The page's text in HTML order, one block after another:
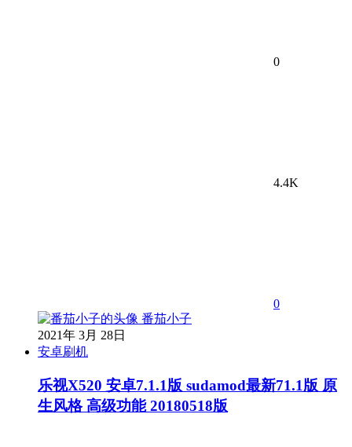
0
4.4K
0
番茄小子
2021年 3月 28日
安卓刷机
乐视X520 安卓7.1.1版 sudamod最新71.1版 原
生风格 高级功能 20180518版